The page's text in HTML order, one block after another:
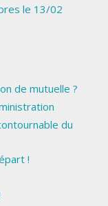
le 13/02
de mutuelle ?
du
!